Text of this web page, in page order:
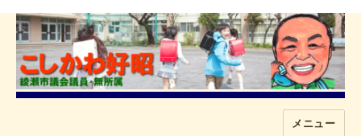
メニュー